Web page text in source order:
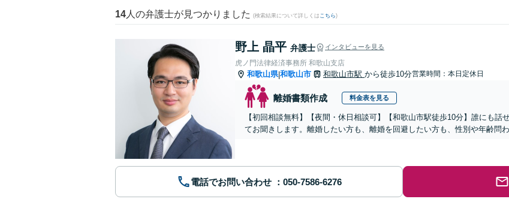
14 人の弁護士が見つかりました (検索結果について詳しくは こちら)
野上 晶平 弁護士 インタビューを見る
虎ノ門法律経済事務所 和歌山支店
和歌山県|和歌山市 和歌山市駅 から徒歩10分営業時間：本日定休日
離婚書類作成 料金表を見る
【初回相談無料】【夜間・休日相談可】【和歌山市駅徒歩10分】誰にも
てお聞きします。離婚したい方も、離婚を回避したい方も、性別や年齢問
電話でお問い合わせ